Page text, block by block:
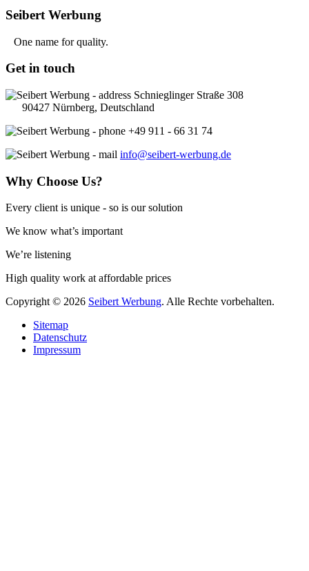
Seibert Werbung
One name for quality.
Getin touch
Schnieglinger Straße 308
90427 Nürnberg, Deutschland
+49 911 - 66 31 74
info@seibert-werbung.de
Why Choose Us?
Every client is unique - so is our solution
We know what’s important
We’re listening
High quality work at affordable prices
Copyright © 2026 Seibert Werbung. Alle Rechte vorbehalten.
Sitemap
Datenschutz
Impressum